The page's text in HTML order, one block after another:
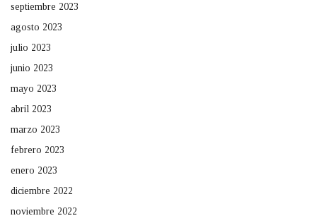
septiembre 2023
agosto 2023
julio 2023
junio 2023
mayo 2023
abril 2023
marzo 2023
febrero 2023
enero 2023
diciembre 2022
noviembre 2022